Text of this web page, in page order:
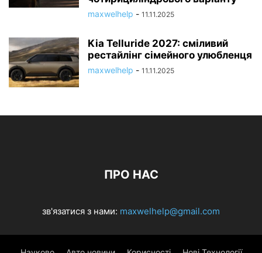
maxwelhelp - 11.11.2025
Kia Telluride 2027: сміливий
рестайлінг сімейного улюбленця
maxwelhelp - 11.11.2025
ПРО НАС
зв'язатися з нами: maxwelhelp@gmail.com